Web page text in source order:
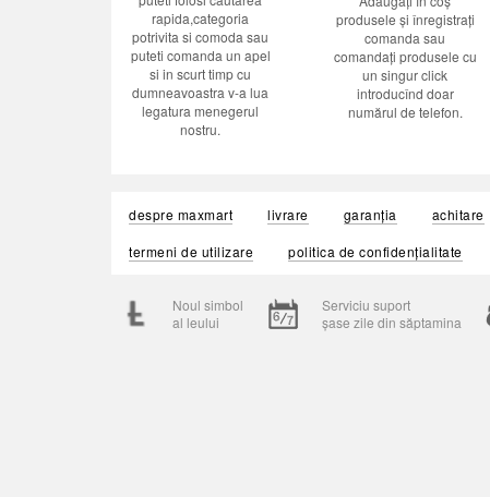
rapida,categoria
potrivita si comoda sau
puteti comanda un apel
si in scurt timp cu
dumneavoastra v-a lua
legatura menegerul
nostru.
produsele și înregistrați
comanda sau
comandați produsele cu
un singur click
introducînd doar
numărul de telefon.
despre maxmart livrare garanția achitare
termeni de utilizare
politica de confidențialitate
Noul simbol
al leului
Serviciu suport
șase zile din săptamina